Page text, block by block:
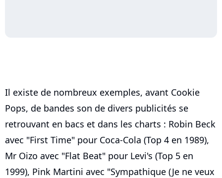
Il existe de nombreux exemples, avant Cookie
Pops, de bandes son de divers publicités se
retrouvant en bacs et dans les charts : Robin Beck
avec "First Time" pour Coca-Cola (Top 4 en 1989),
Mr Oizo avec "Flat Beat" pour Levi's (Top 5 en
1999), Pink Martini avec "Sympathique (Je ne veux